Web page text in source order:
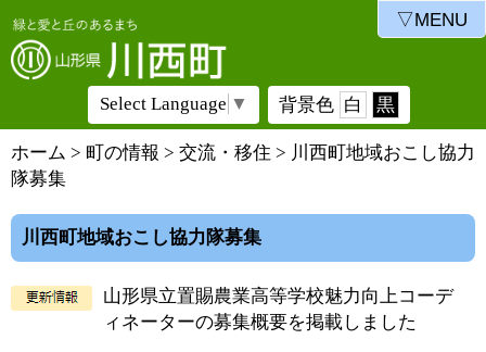
Select Language ▼ 背景色 白 黒
ホーム > 町の情報 > 交流・移住 > 川西町地域おこし協力
隊募集
川西町地域おこし協力隊募集
山形県立置賜農業高等学校魅力向上コーデ
ィネーターの募集概要を掲載しました
▽MENU